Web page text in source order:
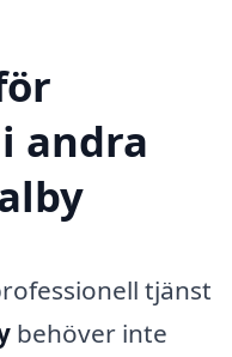
andra
tjänst
behöver inte